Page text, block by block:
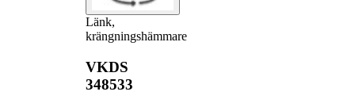
Länk,
krängningshämmare
VKDS
348533